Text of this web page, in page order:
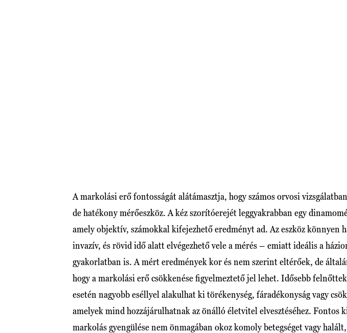
A markolási erő fontosságát alátámasztja, hogy számos orvosi
de hatékony mérőeszköz. A kéz szorítóerejét leggyakrabban egy
amely objektív, számokkal kifejezhető eredményt ad. Az eszköz könnyen
invazív, és rövid idő alatt elvégezhető vele a mérés – emiatt ideális a
gyakorlatban is. A mért eredmények kor és nem szerint eltérőek, de
hogy a markolási erő csökkenése figyelmeztető jel lehet. Idősebb
esetén nagyobb eséllyel alakulhat ki törékenység, fáradékonyság vagy
amelyek mind hozzájárulhatnak az önálló életvitel elvesztéséhez. Fontos
markolás gyengülése nem önmagában okoz komoly betegséget vagy